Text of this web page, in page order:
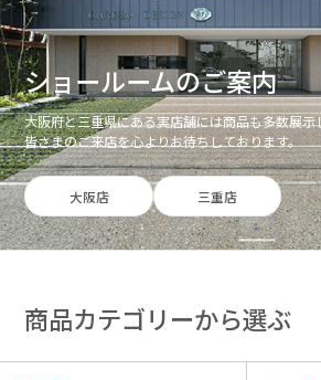
ショールームのご案内
大阪府と三重県にある実店舗には商品も多数展示
皆さまのご来店を心よりお待ちしております。
大阪店 三重店
商品カテゴリーから選ぶ